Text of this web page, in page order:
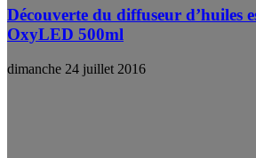
Découverte du diffuseur d’huiles
OxyLED 500ml
dimanche 24 juillet 2016